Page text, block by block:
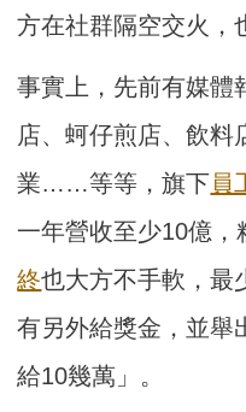
方在社群隔空交火，
事實上，先前有媒體
店、蚵仔煎店、飲料
業……等等，旗下員
一年營收至少10億
終也大方不手軟，最
有另外給獎金，並舉
給10幾萬」。